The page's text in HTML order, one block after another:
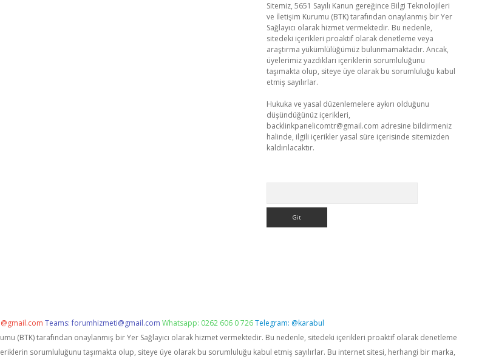
Sitemiz, 5651 Sayılı Kanun gereğince Bilgi Teknolojileri
ve İletişim Kurumu (BTK) tarafından onaylanmış bir Yer
Sağlayıcı olarak hizmet vermektedir. Bu nedenle,
sitedeki içerikleri proaktif olarak denetleme veya
araştırma yükümlülüğümüz bulunmamaktadır. Ancak,
üyelerimiz yazdıkları içeriklerin sorumluluğunu
taşımakta olup, siteye üye olarak bu sorumluluğu kabul
etmiş sayılırlar.
Hukuka ve yasal düzenlemelere aykırı olduğunu
düşündüğünüz içerikleri,
backlinkpanelicomtr@gmail.com adresine bildirmeniz
halinde, ilgili içerikler yasal süre içerisinde sitemizden
kaldırılacaktır.
Teams:forumhizmeti@gmail.com Whatsapp: 0262 606 0 726Telegram: @karabul
(BTK) tarafından onaylanmış bir Yer Sağlayıcı olarak hizmet vermektedir. Bu nedenle, sitedeki içerikleri proaktif olarak denetleme
sorumluluğunu taşımakta olup, siteye üye olarak bu sorumluluğu kabul etmiş sayılırlar. Bu internet sitesi, herhangi bir marka,